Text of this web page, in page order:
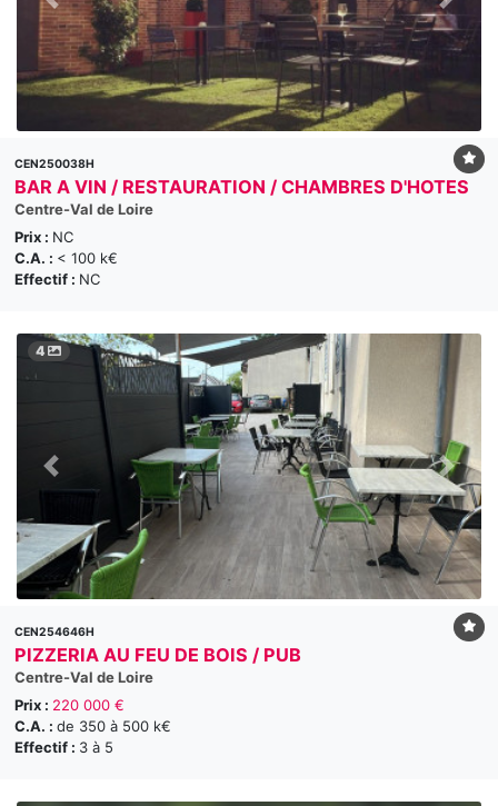
CEN250038H
BAR A VIN / RESTAURATION / CHAMBRES D'HOTES
Centre-Val de Loire
Prix : NC
C.A. : < 100 k€
Effectif : NC
4
CEN254646H
PIZZERIA AU FEU DE BOIS / PUB
Centre-Val de Loire
Prix : 220 000 €
C.A. : de 350 à 500 k€
Effectif : 3 à 5